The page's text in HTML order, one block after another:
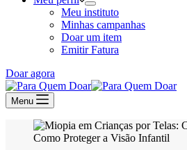
Meu instituto
Minhas campanhas
Doar um item
Emitir Fatura
Doar agora
Menu